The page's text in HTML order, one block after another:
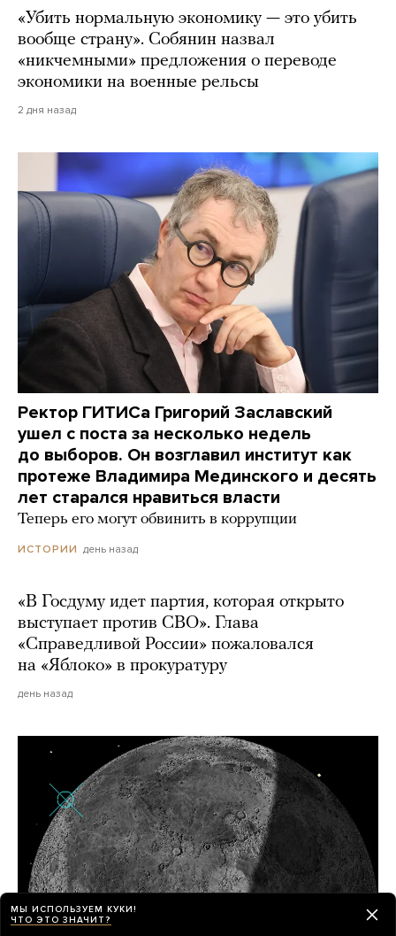
«Убить нормальную экономику — это убить
вообще страну». Собянин назвал
«никчемными» предложения о переводе
экономики на военные рельсы
2 дня назад
Ректор ГИТИСа Григорий Заславский
ушел с поста за несколько недель
до выборов. Он возглавил институт как
протеже Владимира Мединского и десять
лет старался нравиться власти
Теперь его могут обвинить в коррупции
ИСТОРИИ день назад
«В Госдуму идет партия, которая открыто
выступает против СВО». Глава
«Справедливой России» пожаловался
на «Яблоко» в прокуратуру
день назад
МЫ ИСПОЛЬЗУЕМ КУКИ!
ЧТО ЭТО ЗНАЧИТ?